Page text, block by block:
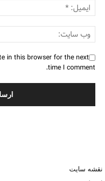
in this browser for the next
time I comment.
نقشه سایت